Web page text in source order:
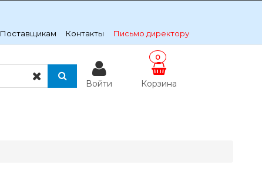
Поставщикам Контакты Письмо директору
Войти Корзина
0